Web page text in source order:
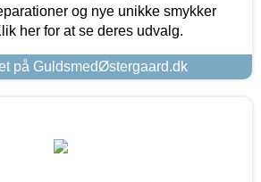
og nye unikke smykker
her for at se deres udvalg.
på GuldsmedØstergaard.dk